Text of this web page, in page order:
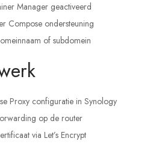
Manager geactiveerd
Compose ondersteuning
of subdomein
Proxy configuratie in Synology
op de router
via Let’s Encrypt